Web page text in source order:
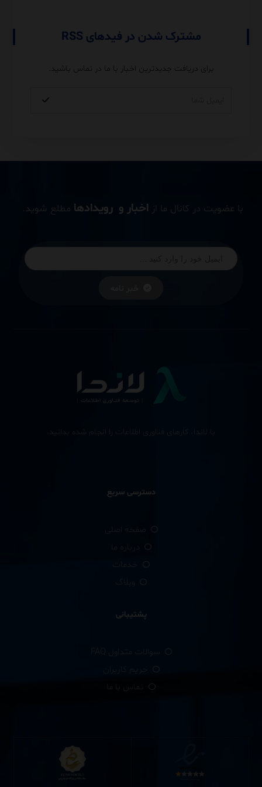
مشترک شدن در فیدهای RSS
برای دریافت جدیدترین اخبار با ما در تماس باشید.
با عضویت در کانال ما از اخبار و رویدادها مطلع شوید.
با لاندا، کارهای فناوری اطلاعات را انجام شده بدانید.
دسترسی سریع
صفحه اصلی
پشتیبانی
سوالات متداول FAQ
حریم کاربران